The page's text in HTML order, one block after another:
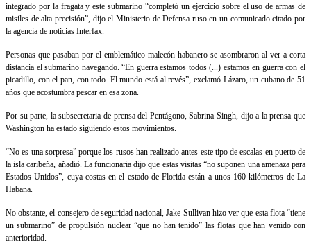
integrado por la fragata y este submarino “completó un ejercicio sobre el uso de armas de
misiles de alta precisión”, dijo el Ministerio de Defensa ruso en un comunicado citado por
la agencia de noticias Interfax.
Personas que pasaban por el emblemático malecón habanero se asombraron al ver a corta
distancia el submarino navegando. “En guerra estamos todos (...) estamos en guerra con el
picadillo, con el pan, con todo. El mundo está al revés”, exclamó Lázaro, un cubano de 51
años que acostumbra pescar en esa zona.
Por su parte, la subsecretaria de prensa del Pentágono, Sabrina Singh, dijo a la prensa que
Washington ha estado siguiendo estos movimientos.
“No es una sorpresa” porque los rusos han realizado antes este tipo de escalas en puerto de
la isla caribeña, añadió. La funcionaria dijo que estas visitas “no suponen una amenaza para
Estados Unidos”, cuya costas en el estado de Florida están a unos 160 kilómetros de La
Habana.
No obstante, el consejero de seguridad nacional, Jake Sullivan hizo ver que esta flota “tiene
un submarino” de propulsión nuclear “que no han tenido” las flotas que han venido con
anterioridad.